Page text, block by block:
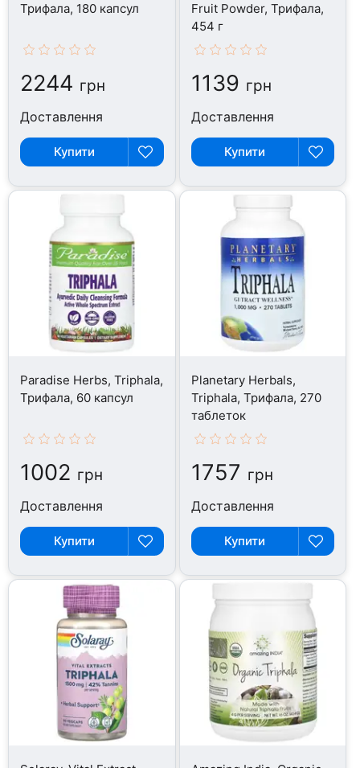
Трифала, 180 капсул
2244 грн
Доставлення
Купити
Fruit Powder, Трифала,
454 г
1139 грн
Доставлення
Купити
Paradise Herbs, Triphala,
Трифала, 60 капсул
1002 грн
Доставлення
Купити
Planetary Herbals,
Triphala, Трифала, 270
таблеток
1757 грн
Доставлення
Купити